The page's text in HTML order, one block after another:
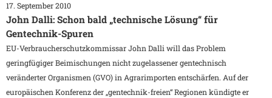
17. September 2010
John Dalli: Schon bald „technische Lösung“ für
Gentechnik-Spuren
EU-Verbraucherschutzkommissar John Dalli will das Problem
geringfügiger Beimischungen nicht zugelassener gentechnisch
veränderter Organismen (GVO) in Agrarimporten entschärfen. Auf der
europäischen Konferenz der „gentechnik-freien“ Regionen kündigte er